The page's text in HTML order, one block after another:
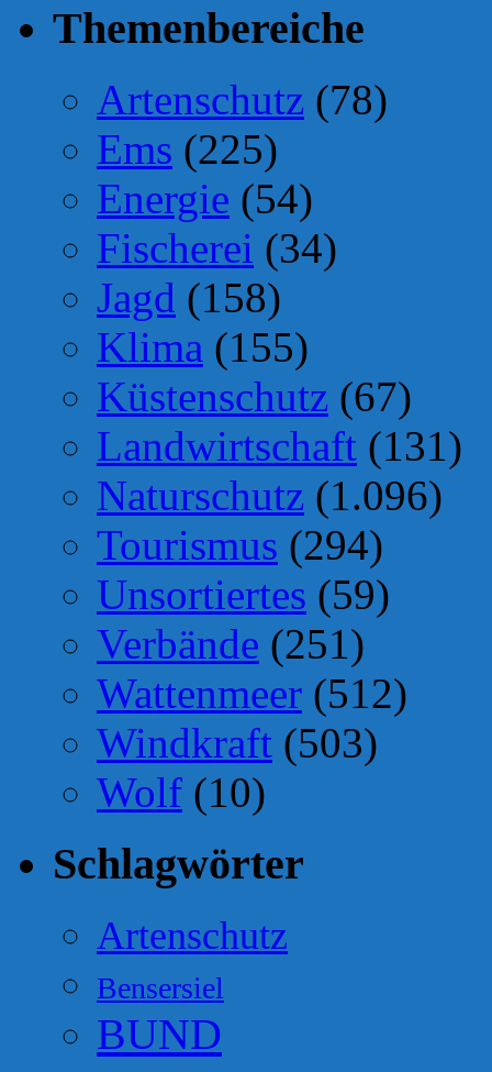
Themenbereiche
Artenschutz (78)
Ems (225)
Energie (54)
Fischerei (34)
Jagd (158)
Klima (155)
Küstenschutz (67)
Landwirtschaft (131)
Naturschutz (1.096)
Tourismus (294)
Unsortiertes (59)
Verbände (251)
Wattenmeer (512)
Windkraft (503)
Wolf (10)
Schlagwörter
Artenschutz
Bensersiel
BUND